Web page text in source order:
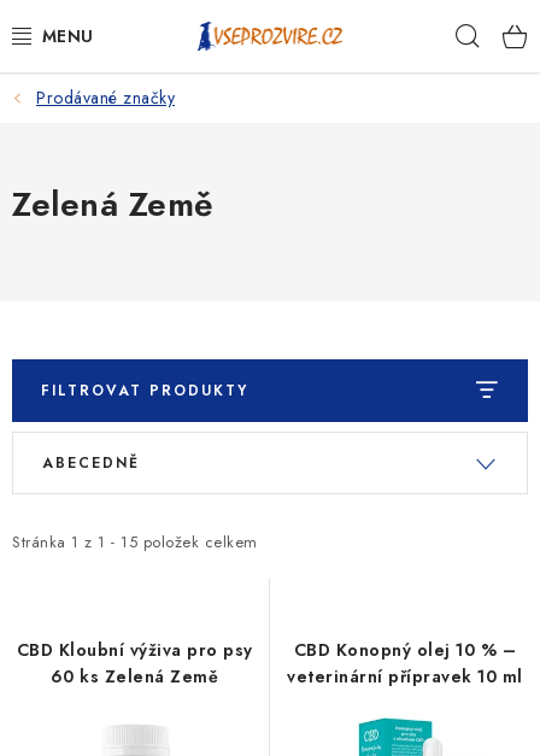
na
PSI
PRO CHOVATELE
NA NEMOCI
SLEVY
Ceník dopravy Kontakty
Obchodní podmínky
Prodávané značky
Zelená Země
FILTROVAT PRODUKTY
V
i
r
Stránka 1 z 1 - 15 položek celkem
Ř
e
p
ABECEDNĚ
CBD Kloubní výživa pro psy
60 ks Zelená Země
CBD Konopný olej 10 % –
veterinární přípravek 10 ml